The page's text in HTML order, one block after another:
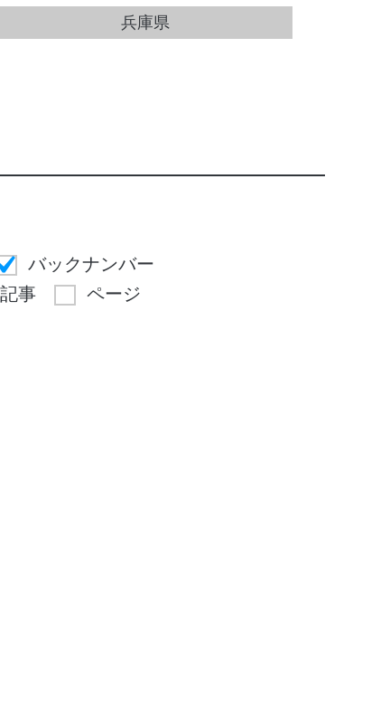
兵庫県
バックナンバー
記事 ページ